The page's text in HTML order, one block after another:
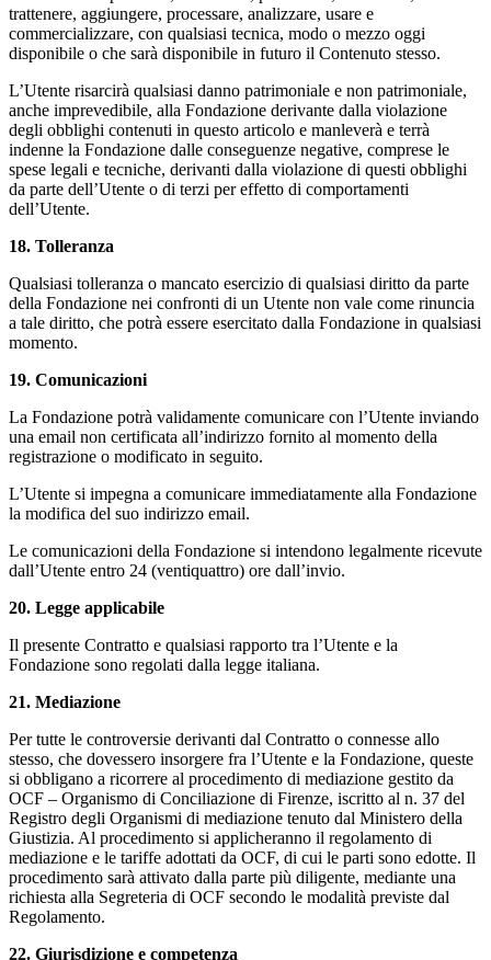
trattenere, aggiungere, processare, analizzare, usare e
commercializzare, con qualsiasi tecnica, modo o mezzo oggi
disponibile o che sarà disponibile in futuro il Contenuto stesso.
L’Utente risarcirà qualsiasi danno patrimoniale e non patrimoniale,
anche imprevedibile, alla Fondazione derivante dalla violazione
degli obblighi contenuti in questo articolo e manleverà e terrà
indenne la Fondazione dalle conseguenze negative, comprese le
spese legali e tecniche, derivanti dalla violazione di questi obblighi
da parte dell’Utente o di terzi per effetto di comportamenti
dell’Utente.
18. Tolleranza
Qualsiasi tolleranza o mancato esercizio di qualsiasi diritto da parte
della Fondazione nei confronti di un Utente non vale come rinuncia
a tale diritto, che potrà essere esercitato dalla Fondazione in qualsiasi
momento.
19. Comunicazioni
La Fondazione potrà validamente comunicare con l’Utente inviando
una email non certificata all’indirizzo fornito al momento della
registrazione o modificato in seguito.
L’Utente si impegna a comunicare immediatamente alla Fondazione
la modifica del suo indirizzo email.
Le comunicazioni della Fondazione si intendono legalmente ricevute
dall’Utente entro 24 (ventiquattro) ore dall’invio.
20. Legge applicabile
Il presente Contratto e qualsiasi rapporto tra l’Utente e la
Fondazione sono regolati dalla legge italiana.
21. Mediazione
Per tutte le controversie derivanti dal Contratto o connesse allo
stesso, che dovessero insorgere fra l’Utente e la Fondazione, queste
si obbligano a ricorrere al procedimento di mediazione gestito da
OCF – Organismo di Conciliazione di Firenze, iscritto al n. 37 del
Registro degli Organismi di mediazione tenuto dal Ministero della
Giustizia. Al procedimento si applicheranno il regolamento di
mediazione e le tariffe adottati da OCF, di cui le parti sono edotte. Il
procedimento sarà attivato dalla parte più diligente, mediante una
richiesta alla Segreteria di OCF secondo le modalità previste dal
Regolamento.
22. Giurisdizione e competenza